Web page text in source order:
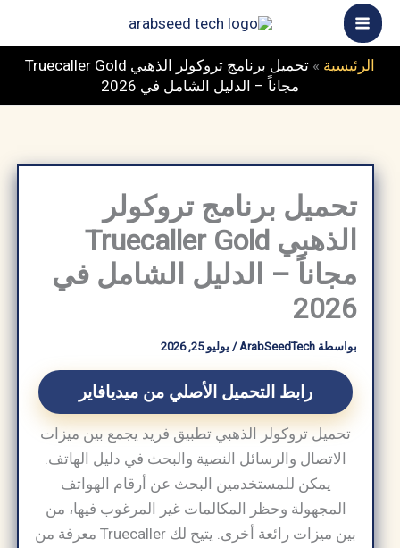
الرئيسية»
تحميل برنامج تروكولر الذهبي Truecaller Gold
مجاناً – الدليل الشامل في 2026
تحميل برنامج تروكولر
الذهبي Truecaller Gold
مجاناً – الدليل الشامل في
2026
بواسطة ArabSeedTech
/يوليو 25, 2026
رابط التحميل الأصلي من ميديافاير
تحميل تروكولر الذهبي تطبيق فريد يجمع بين ميزات
الاتصال والرسائل النصية والبحث في دليل الهاتف.
يمكن للمستخدمين البحث عن أرقام الهواتف
المجهولة وحظر المكالمات غير المرغوب فيها، من
بين ميزات رائعة أخرى. يتيح لك Truecaller معرفة من